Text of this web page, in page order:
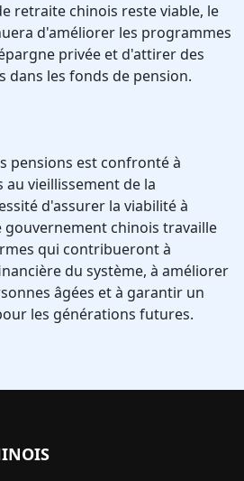
retraite chinois reste viable, le
d'améliorer les programmes
privée et d'attirer des
dans les fonds de pension.
pensions est confronté à
vieillissement de la
d'assurer la viabilité à
gouvernement chinois travaille
qui contribueront à
du système, à améliorer
âgées et à garantir un
les générations futures.